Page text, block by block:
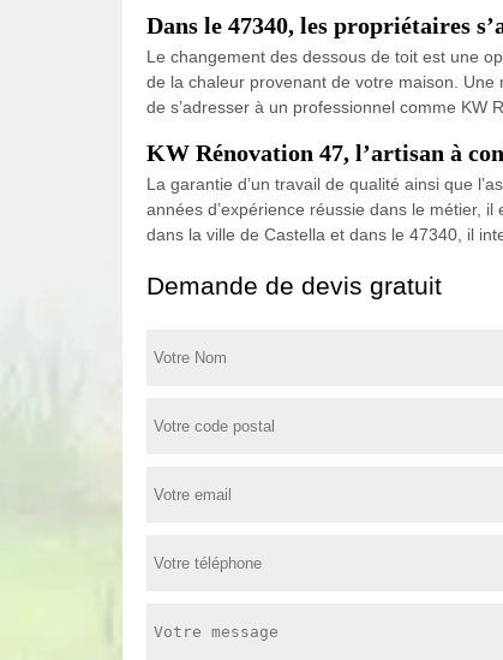
Dans le 47340, les propriétaires
Le changement des dessous de toit est une
de la chaleur provenant de votre maison. Une
de s’adresser à un professionnel comme KW
KW Rénovation 47, l’artisan à
La garantie d’un travail de qualité ainsi que
années d’expérience réussie dans le métier,
dans la ville de Castella et dans le 47340, il
Demande de devis gratuit